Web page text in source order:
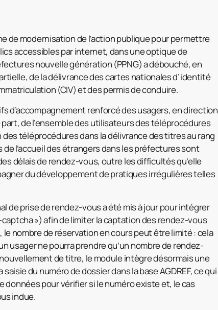
de modernisation de l’action publique pour permettre
accessibles par internet, dans une optique de
nouvelle génération (PPNG) a débouché, en
de la délivrance des cartes nationales d’identité
(CIV) et des permis de conduire.
d’accompagnement renforcé des usagers, en direction
de l’ensemble des utilisateurs des téléprocédures
des téléprocédures dans la délivrance des titres au rang
l’accueil des étrangers dans les préfectures sont
délais de rendez-vous, outre les difficultés qu’elle
du développement de pratiques irrégulières telles
de prise de rendez-vous a été mis à jour pour intégrer
») afin de limiter la captation des rendez-vous
le nombre de réservation en cours peut être limité : cela
usager ne pourra prendre qu’un nombre de rendez-
de titre, le module intègre désormais une
du numéro de dossier dans la base AGDREF, ce qui
pour vérifier si le numéro existe et, le cas
indue.